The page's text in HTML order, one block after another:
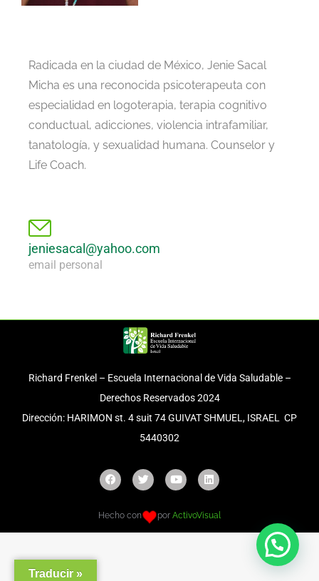
Radicada en la ciudad de México, Jenie Sacal
Micha es una reconocida psicoterapeuta con
especialidad en logoterapia, terapia cognitivo
conductual, adicciones, violencia intrafamiliar,
tanatología, y sexualidad humana. Counselor y
Life Coach.
jeniesacal@yahoo.com
email personal
Richard Frenkel – Escuela Internacional de Vida Saludable –
Derechos Reservados 2024
Dirección: HARIMON st. 4 suit 74 GUIVAT SHMUEL, ISRAEL CP
5440302
Hecho con por ActivoVisual
Traducir »